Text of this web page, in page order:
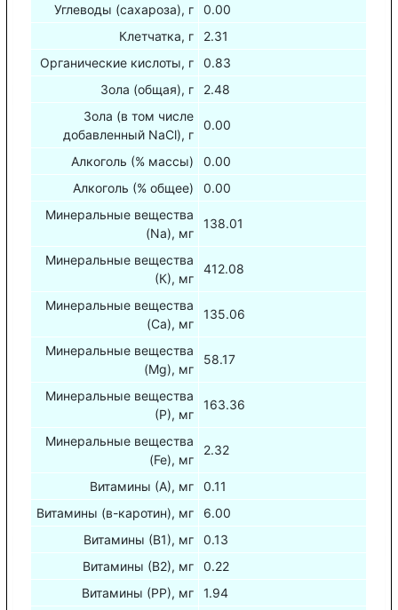
Углеводы (сахароза), г
0.00
Клетчатка, г
2.31
Органические кислоты, г
0.83
Зола (общая), г
2.48
Зола (в том числе
добавленный NaCl), г
0.00
Алкоголь (% массы)
0.00
Алкоголь (% общее)
0.00
Минеральные вещества
(Na), мг
138.01
Минеральные вещества
(К), мг
412.08
Минеральные вещества
(Са), мг
135.06
Минеральные вещества
(Mg), мг
58.17
Минеральные вещества
(Р), мг
163.36
Минеральные вещества
(Fe), мг
2.32
Витамины (А), мг
0.11
Витамины (в-каротин), мг
6.00
Витамины (В1), мг
0.13
Витамины (В2), мг
0.22
Витамины (РР), мг
1.94